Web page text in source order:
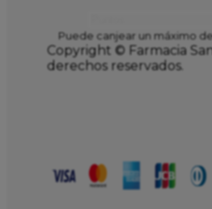
Puede canjear un máximo
Copyright © Farmacia
derechos reservados.